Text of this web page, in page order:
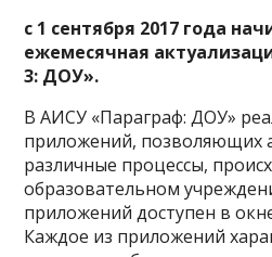
с 1 сентября 2017 года
ежемесячная
3: ДОУ».
В АИСУ «Параграф: ДОУ»
приложений, позволяющих
различные процессы,
образовательном
приложений доступен в
Каждое из приложений